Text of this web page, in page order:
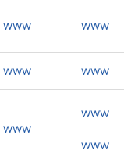
www www
www www
www
www
www